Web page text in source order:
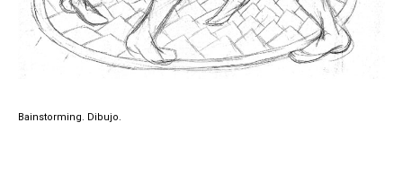
Bainstorming. Dibujo.